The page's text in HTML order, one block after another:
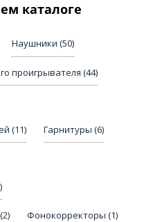
каталоге
Наушники (50)
проигрывателя (44)
(11) Гарнитуры (6)
Фонокорректоры (1)